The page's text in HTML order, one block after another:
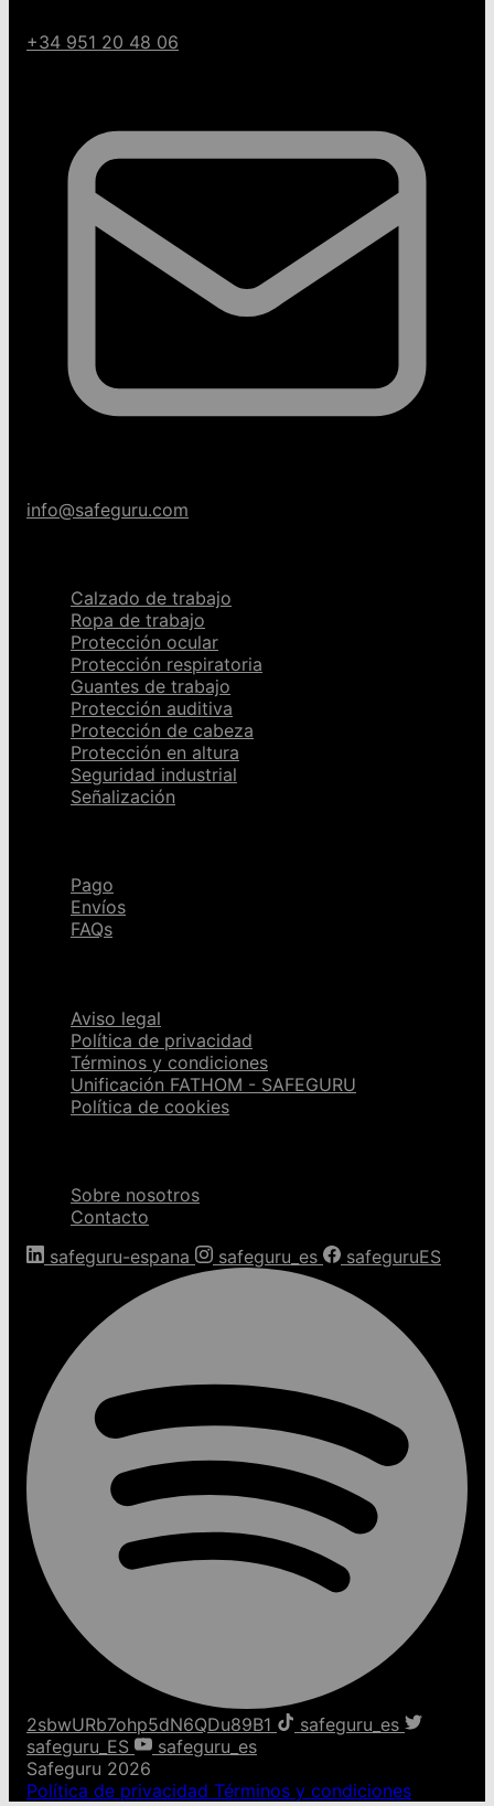
+34 951 20 48 06
info@safeguru.com
Calzado de trabajo
Ropa de trabajo
Protección ocular
Protección respiratoria
Guantes de trabajo
Protección auditiva
Protección de cabeza
Protección en altura
Seguridad industrial
Señalización
Pago
Envíos
FAQs
Aviso legal
Política de privacidad
Términos y condiciones
Unificación FATHOM - SAFEGURU
Política de cookies
Sobre nosotros
Contacto
safeguru-espana
safeguru_es safeguruES
2sbwURb7ohp5dN6QDu89B1
safeguru_es
safeguru_ES
safeguru_es
Safeguru 2026
Política de privacidad Términos y condiciones